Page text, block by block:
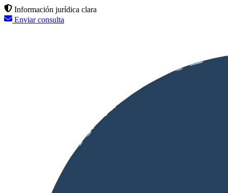
Información jurídica clara
Enviar consulta